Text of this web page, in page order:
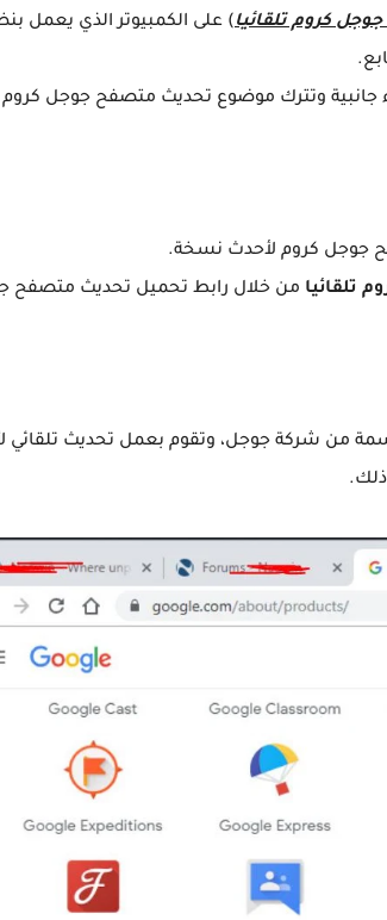
كروم تلقائيا) على الكمبيوتر الذي يعمل
وتترك موضوع تحديث متصفح جوجل كروم
جوجل كروم لأحدث نسخة.
تلقائيا من خلال رابط تحميل تحديث متصفح
من شركة جوجل، وتقوم بعمل تحديث تلقائي
ذلك.